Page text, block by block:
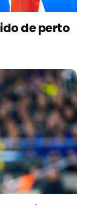
de perto